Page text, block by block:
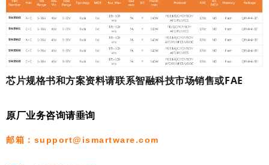
芯片规格书和方案资料请联系智融科技市场销售或FAE
原厂业务咨询请垂询
邮箱：support@ismartware.com